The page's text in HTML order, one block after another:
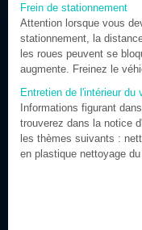
Frein de stationnement
Attention lorsque vous
stationnement, la
les roues peuvent se
augmente. Freinez le
Entretien de l'intérieur du
Informations figurant
trouverez dans la notice
les thèmes suivants :
en plastique nettoyage